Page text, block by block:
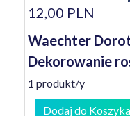
12,00 PLN
Waechter
Dekorowanie
1 produkt/y
Dodaj do Koszyka